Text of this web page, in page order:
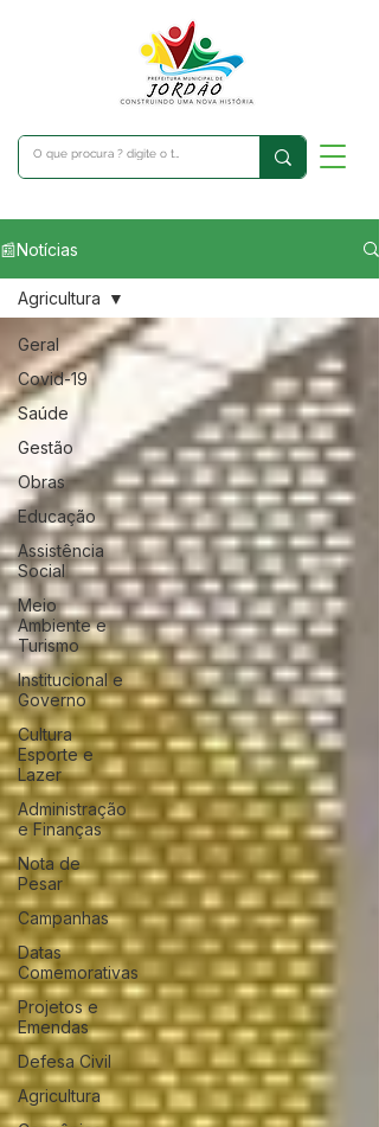
📰Notícias
Geral
Covid-19
Saúde
Gestão
Obras
Educação
Assistência
Social
Meio
Ambiente e
Turismo
Institucional e
Governo
Cultura
Esporte e
Lazer
Administração
e Finanças
Nota de
Pesar
Campanhas
Datas
Comemorativas
Projetos e
Emendas
Defesa Civil
Agricultura
Agricultura